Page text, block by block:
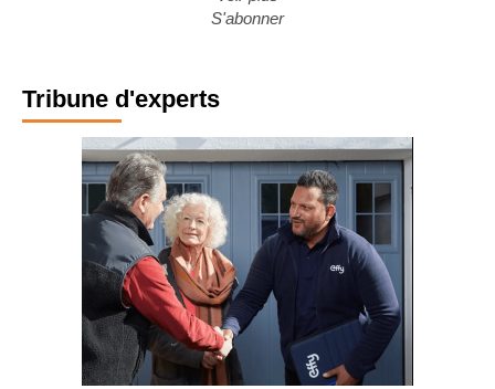
Voir plus
Tribune d'experts